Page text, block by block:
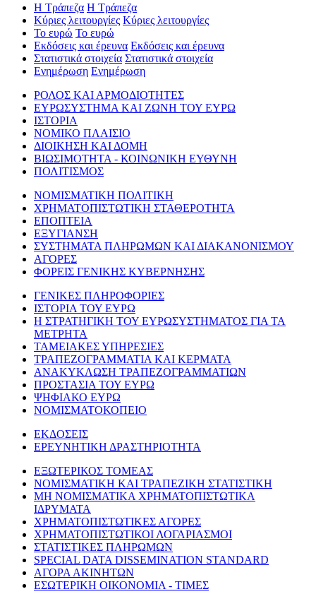
Η Τράπεζα Η Τράπεζα
Κύριες λειτουργίες Κύριες λειτουργίες
Το ευρώ Το ευρώ
Εκδόσεις και έρευνα Εκδόσεις και έρευνα
Στατιστικά στοιχεία Στατιστικά στοιχεία
Ενημέρωση Ενημέρωση
ΡΟΛΟΣ ΚΑΙ ΑΡΜΟΔΙΟΤΗΤΕΣ
ΕΥΡΩΣΥΣΤΗΜΑ ΚΑΙ ΖΩΝΗ ΤΟΥ ΕΥΡΩ
ΙΣΤΟΡΙΑ
ΝΟΜΙΚΟ ΠΛΑΙΣΙΟ
ΔΙΟΙΚΗΣΗ ΚΑΙ ΔΟΜΗ
ΒΙΩΣΙΜΟΤΗΤΑ - ΚΟΙΝΩΝΙΚΗ ΕΥΘΥΝΗ
ΠΟΛΙΤΙΣΜΟΣ
ΝΟΜΙΣΜΑΤΙΚΗ ΠΟΛΙΤΙΚΗ
ΧΡΗΜΑΤΟΠΙΣΤΩΤΙΚΗ ΣΤΑΘΕΡΟΤΗΤΑ
ΕΠΟΠΤΕΙΑ
ΕΞΥΓΙΑΝΣΗ
ΣΥΣΤΗΜΑΤΑ ΠΛΗΡΩΜΩΝ ΚΑΙ ΔΙΑΚΑΝΟΝΙΣΜΟΥ
ΑΓΟΡΕΣ
ΦΟΡΕΙΣ ΓΕΝΙΚΗΣ ΚΥΒΕΡΝΗΣΗΣ
ΓΕΝΙΚΕΣ ΠΛΗΡΟΦΟΡΙΕΣ
ΙΣΤΟΡΙΑ ΤΟΥ ΕΥΡΩ
Η ΣΤΡΑΤΗΓΙΚΗ ΤΟΥ ΕΥΡΩΣΥΣΤΗΜΑΤΟΣ ΓΙΑ ΤΑ
ΜΕΤΡΗΤΑ
ΤΑΜΕΙΑΚΕΣ ΥΠΗΡΕΣΙΕΣ
ΤΡΑΠΕΖΟΓΡΑΜΜΑΤΙΑ ΚΑΙ ΚΕΡΜΑΤΑ
ΑΝΑΚΥΚΛΩΣΗ ΤΡΑΠΕΖΟΓΡΑΜΜΑΤΙΩΝ
ΠΡΟΣΤΑΣΙΑ ΤΟΥ ΕΥΡΩ
ΨΗΦΙΑΚΟ ΕΥΡΩ
ΝΟΜΙΣΜΑΤΟΚΟΠΕΙΟ
ΕΚΔΟΣΕΙΣ
ΕΡΕΥΝΗΤΙΚΗ ΔΡΑΣΤΗΡΙΟΤΗΤΑ
ΕΞΩΤΕΡΙΚΟΣ ΤΟΜΕΑΣ
ΝΟΜΙΣΜΑΤΙΚΗ ΚΑΙ ΤΡΑΠΕΖΙΚΗ ΣΤΑΤΙΣΤΙΚΗ
ΜΗ ΝΟΜΙΣΜΑΤΙΚΑ ΧΡΗΜΑΤΟΠΙΣΤΩΤΙΚΑ
ΙΔΡΥΜΑΤΑ
ΧΡΗΜΑΤΟΠΙΣΤΩΤΙΚΕΣ ΑΓΟΡΕΣ
ΧΡΗΜΑΤΟΠΙΣΤΩΤΙΚΟΙ ΛΟΓΑΡΙΑΣΜΟΙ
ΣΤΑΤΙΣΤΙΚΕΣ ΠΛΗΡΩΜΩΝ
SPECIAL DATA DISSEMINATION STANDARD
ΑΓΟΡΑ ΑΚΙΝΗΤΩΝ
ΕΣΩΤΕΡΙΚΗ ΟΙΚΟΝΟΜΙΑ - ΤΙΜΕΣ